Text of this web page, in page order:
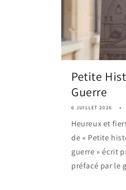
Petite
Guerre
6 JUILLET 2026
Heureux et
de « Petite
guerre » écrit
préfacé par le